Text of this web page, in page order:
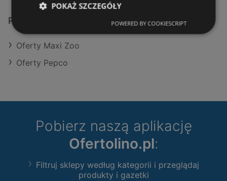
Podobne sklepy detaliczne
Oferty Maxi Zoo
Oferty Pepco
Pobierz naszą aplikację
Ofertolino.pl:
Filtruj sklepy według kategorii i przeglądaj
produkty i gazetki
POKAŻ SZCZEGÓŁY
POWERED BY COOKIESCRIPT